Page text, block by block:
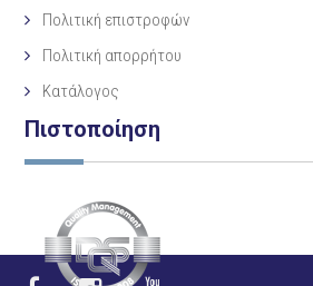
Πολιτική επιστροφών
Πολιτική απορρήτου
Κατάλογος
Πιστοποίηση